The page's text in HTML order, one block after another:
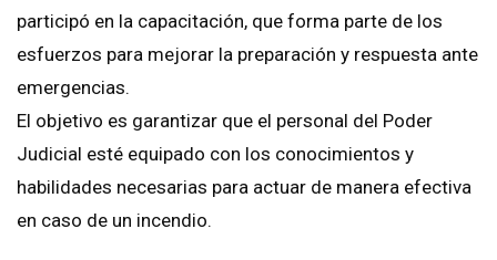
participó en la capacitación, que forma parte de los
esfuerzos para mejorar la preparación y respuesta ante
emergencias.
El objetivo es garantizar que el personal del Poder
Judicial esté equipado con los conocimientos y
habilidades necesarias para actuar de manera efectiva
en caso de un incendio.